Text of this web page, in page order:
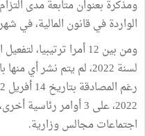
ومذكرة بعنوان متابعة مدى
الواردة في قانون المالية، في شهر
ومن بين 12 أمرا
لسنة 2022، لم يتم نشر أي
اجتماعات مجالس وزارية.